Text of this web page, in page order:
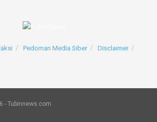
Pedoman Media Siber
Disclaimer
- Tubinnews.com